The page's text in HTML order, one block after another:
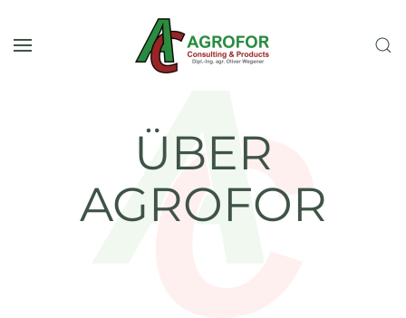
Zum Hauptinhalt springen
ÜBER
AGROFOR